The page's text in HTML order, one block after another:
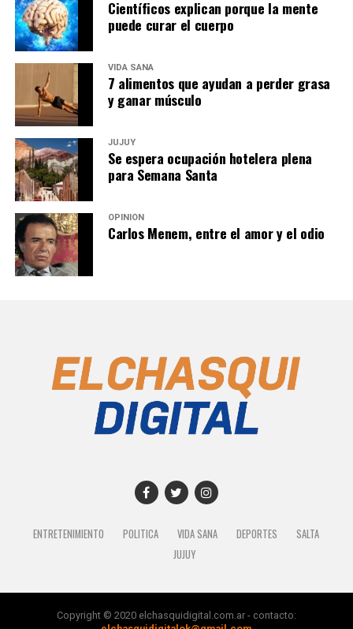
Científicos explican porque la mente
puede curar el cuerpo
VIDA SANA
7 alimentos que ayudan a perder grasa
y ganar músculo
JUJUY
Se espera ocupación hotelera plena
para Semana Santa
OPINIÓN
Carlos Menem, entre el amor y el odio
ENTRETENIMIENTO POLITICA VIDA SANA DEPORTES
SALTA
JUJUY
Copyright © 2020 elchasquidigital.com.ar - contacto: